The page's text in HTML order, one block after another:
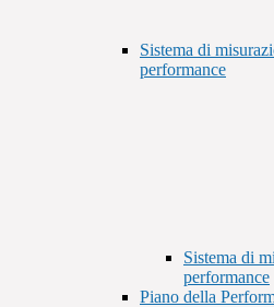
Sistema di
performance
Sistema di
performance
Piano della